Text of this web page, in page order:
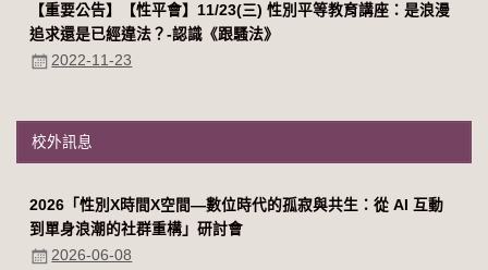
【重要公告】【性平會】11/23(三) 性別平等教育講座：是浪漫
追求還是已經違法？-認識《跟騷法》
2022-11-23
校外訊息
2026「性別Χ時間Χ空間—數位時代的孤寂與共生：從 AI 互動
到單身浪潮的社群重構」研討會
2026-06-08